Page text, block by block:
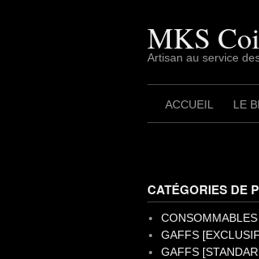
MKS
Artisan au service
ACCUEIL LE
CATÉGORIES DE
CONSOMMABLES
GAFFS
GAFFS